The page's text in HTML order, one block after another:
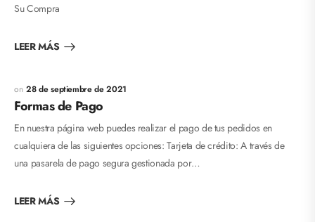
Su Compra
LEER MÁS
28 de septiembre de 2021
Formas de Pago
En nuestra página web puedes realizar el pago de tus pedidos en
cualquiera de las siguientes opciones: Tarjeta de crédito: A través de
una pasarela de pago segura gestionada por…
LEER MÁS